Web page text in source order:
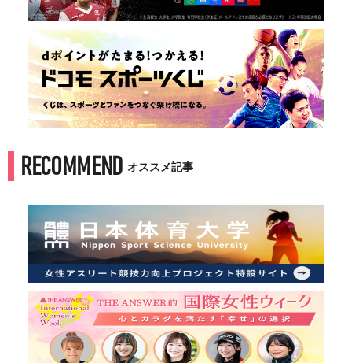
RECOMMEND オススメ記事